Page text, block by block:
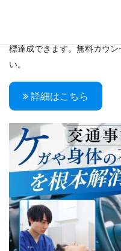
標達成できます。無料カウ
い。
詳細はこちら